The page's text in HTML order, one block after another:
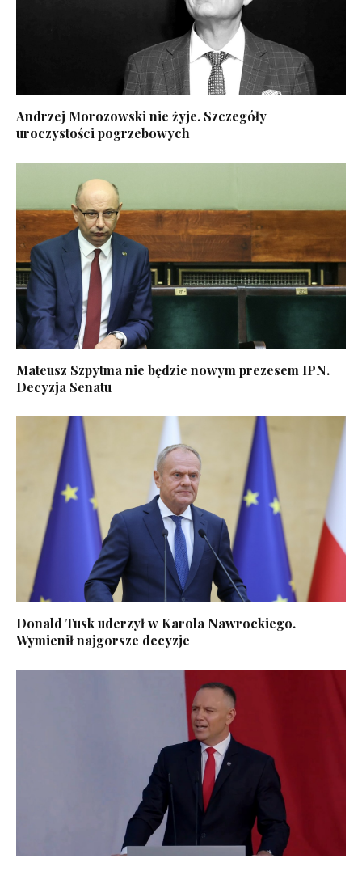
Andrzej Morozowski nie żyje. Szczegóły
uroczystości pogrzebowych
Mateusz Szpytma nie będzie nowym prezesem IPN.
Decyzja Senatu
Donald Tusk uderzył w Karola Nawrockiego.
Wymienił najgorsze decyzje